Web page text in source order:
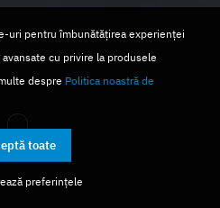
uri pentru îmbunătățirea experienței
cu privire la produsele
despre Politica noastră de
toate
preferințele